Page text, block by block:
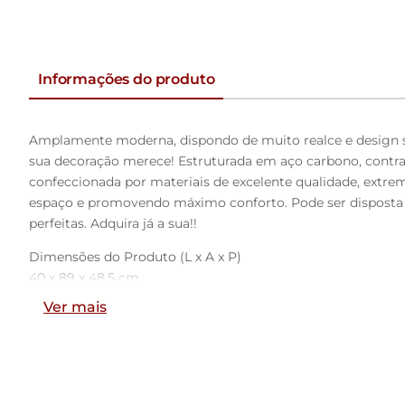
Informações do produto
Amplamente moderna, dispondo de muito realce e design
sua decoração merece! Estruturada em aço carbono,
confeccionada por materiais de excelente qualidade,
espaço e promovendo máximo conforto. Pode ser
perfeitas. Adquira já a sua!!
Dimensões do Produto (L x A x P)
40 x 89 x 48,5 cm
Medidas Internas:
Ver mais